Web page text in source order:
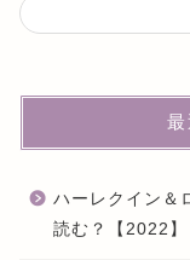
ハーレクイン＆
読む？【2022】